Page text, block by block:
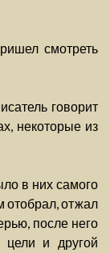
смотреть
говорит
некоторые из
в них самого
отобрал, отжал
после него
и другой